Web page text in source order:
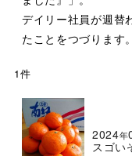
デイリー社員が週替
たことをつづります。
1件
2024年
スゴい